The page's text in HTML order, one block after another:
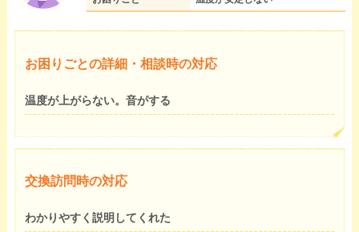
お困りごとの詳細・相談時の対応
温度が上がらない。音がする
交換訪問時の対応
わかりやすく説明してくれた